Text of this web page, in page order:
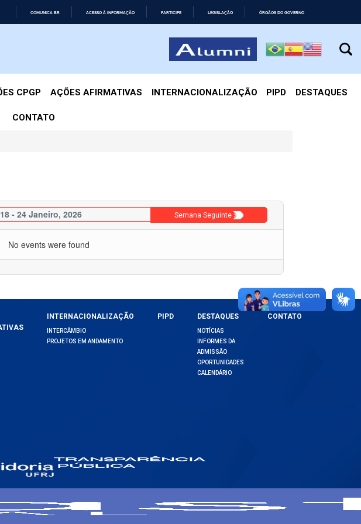
COMUNICA BR ACESSO À INFORMAÇÃO PARTICIPE LEGISLAÇÃO ÓRGÃOS DO GOVERNO
CPGP AÇÕES AFIRMATIVAS INTERNACIONALIZAÇÃO PIPD DESTAQUES
CONTATO
18 - 24 Janeiro, 2026 Semana Seguinte >
No events were found
INTERNACIONALIZAÇÃO
INTERCÂMBIO
PROJETOS EM ANDAMENTO
PIPD DESTAQUES
NOTÍCIAS
INFORMES DA
ADMISSÃO
OPORTUNIDADES
CALENDÁRIO
CONTATO